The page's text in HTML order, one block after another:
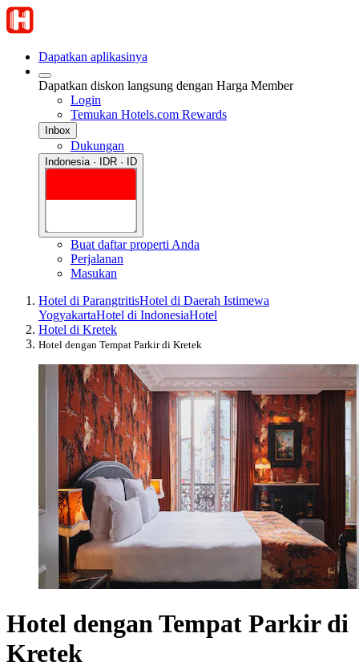
Dapatkan aplikasinya
Dapatkan diskon langsung dengan Harga Member
Login
Temukan Hotels.com Rewards
Inbox
Dukungan
Indonesia · IDR · ID
Buat daftar properti Anda
Perjalanan
Masukan
Hotel di ParangtritisHotel di Daerah Istimewa
YogyakartaHotel di IndonesiaHotel
Hotel di Kretek
Hotel dengan Tempat Parkir di Kretek
Hotel dengan Tempat Parkir di
Kretek